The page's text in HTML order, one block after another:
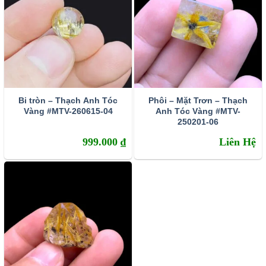
minh mẫn và khơi nguồn cảm hứng sáng tạo mạnh mẽ
hơn. Khiến chủ nhân không ngừng phát triển và thành
công trên con đường danh vọng.
Tránh sự cả tin mềm lòng – kích hoạt may mắn tài lộc
Thạch anh tóc vàng có trường năng lượng vô cùng mạnh
Bi tròn – Thạch Anh Tóc
Vàng #MTV-260615-04
999.000 ₫
Phôi – Mặt Trơn – Thạch
Anh Tóc Vàng #MTV-
250201-06
Liên Hệ